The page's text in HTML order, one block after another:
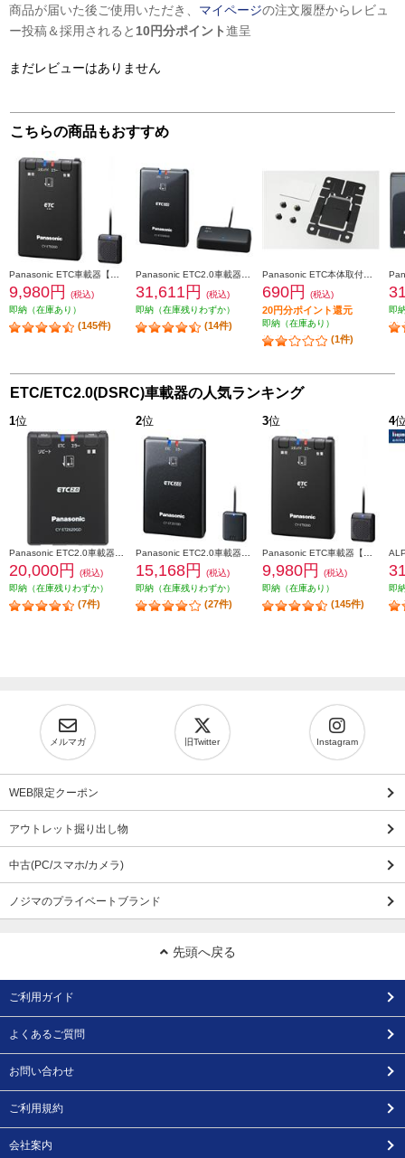
商品が届いた後ご使用いただき、 マイページの注文履歴からレビュ
ー投稿＆採用されると 10円分ポイント進呈
まだレビューはありません
こちらの商品もおすすめ
9,980円
(税込)
即納（在庫あり）
(145件)
31,611円
(税込)
即納（在庫残りわずか）
(14件)
690円 (税込)
20円分ポイント還元
即納（在庫あり）
(1件)
即
ETC/ETC2.0(DSRC)車載器の人気ランキング
1位
20,000円
(税込)
即納（在庫残りわずか）
(7件)
2位
15,168円
(税込)
即納（在庫残りわずか）
(27件)
3位
9,980円
(税込)
即納（在庫あり）
(145件)
4
即
メルマガ 旧Twitter Instagram
WEB限定クーポン
アウトレット掘り出し物
中古(PC/スマホ/カメラ)
ノジマのプライベートブランド
先頭へ戻る
ご利用ガイド
よくあるご質問
お問い合わせ
ご利用規約
会社案内